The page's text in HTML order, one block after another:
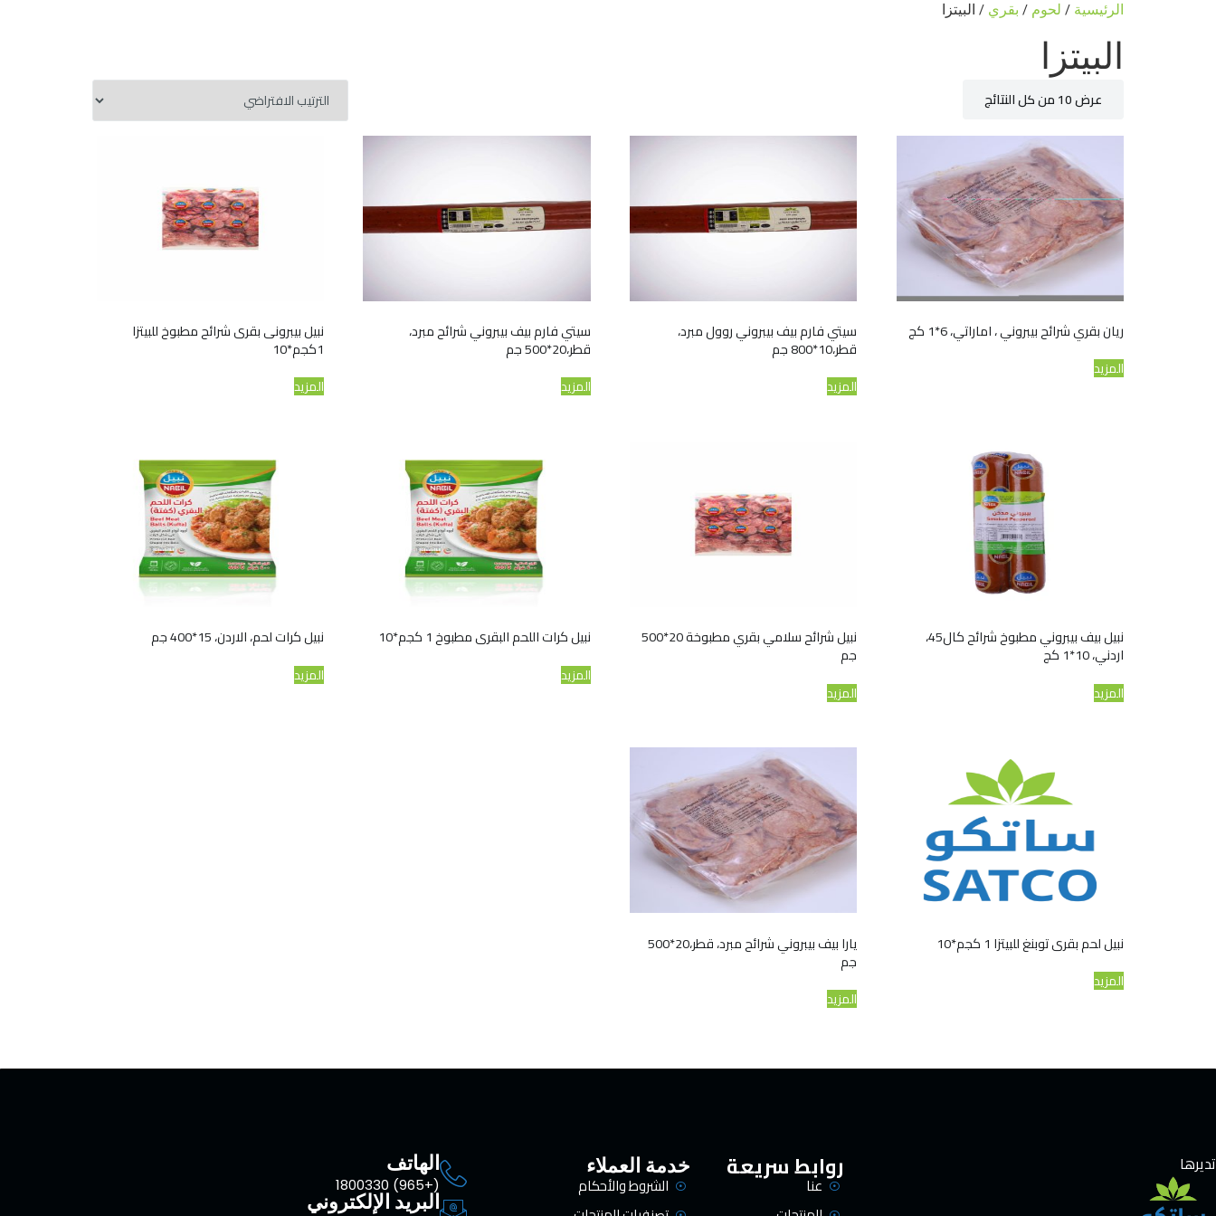
الرئيسية / لحوم / بقري / البيتزا
البيتزا
عرض ⁦10⁩ من كل النتائج
ريان بقري شرائح بيبروني ، اماراتي، 6*1 كج
المزيد
سيتي فارم بيف بيبروني روول مبرد،
قطر،10*800 جم
المزيد
سيتي فارم بيف بيبروني شرائح مبرد،
قطر،20*500 جم
المزيد
نبيل بيبرونى بقرى شرائح مطبوخ للبيتزا
1كجم*10
المزيد
نبيل بيف بيبروني مطبوخ شرائح كال45،
اردني، 10*1 كج
المزيد
نبيل شرائح سلامي بقري مطبوخة 20*500
جم
المزيد
نبيل كرات اللحم البقرى مطبوخ 1 كجم*10
المزيد
نبيل كرات لحم، الاردن، 15*400 جم
المزيد
نبيل لحم بقرى توبنغ للبيتزا 1 كجم*10
المزيد
يارا بيف بيبروني شرائح مبرد، قطر،20*500
جم
المزيد
تديرها روابط سريعة
عنا
خدمة العملاء
الشروط والأحكام
الهاتف
(+965) 1800330
البريد الإلكتروني